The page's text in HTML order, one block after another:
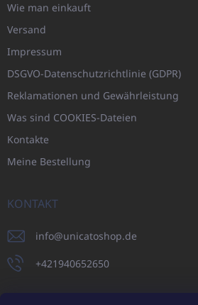
Wie man einkauft
Versand
Impressum
DSGVO-Datenschutzrichtlinie (GDPR)
Reklamationen und Gewährleistung
Was sind COOKIES-Dateien
Kontakte
Meine Bestellung
KONTAKT
info@unicatoshop.de
+421940652650